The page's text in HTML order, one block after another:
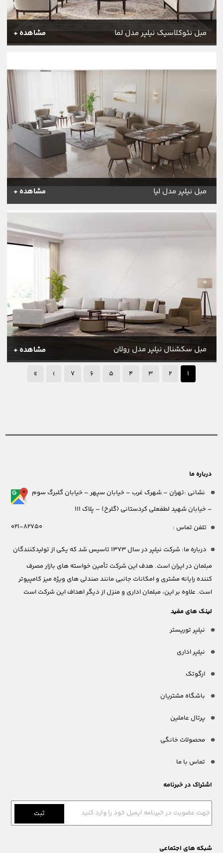
مشاهده + مبل نئوکلاسیک نیلپر مدل لما
مشاهده + مبل نیلپر مدل لیا
مشاهده + مبل سکشنال نیلپر مدل رولان
1
2
3
4
5
6
7
›
»
درباره ما
نشانی :تهران – شهرک غرب – خیابان سپهر – خیابان گلبرگ سوم
– خیابان شهید لطفعلی کردستانی (گلرخ) – پلاک 111
تلفن تماس :
021-82750
درباره ما:
شرکت نیلپر در سال 1373 تاسیس شد که یکی از تولیدکنندگان
مبلمان در ایران است. هدف این شرکت تأمین خواسته های بازار مصرف
کننده رایانه مشتری و امکانات جانبی مانند صندلی های ویژه میز کامپیوتر
است. علاوه بر این، مبلمان اداری و منزل از دیگر اهداف این شرکت است
لینک های مفید
نیلپر توریستر
نیلپر اداری
ارگوتک
باشگاه مشتریان
پرتال عاملین
محصولات خانگی
تماس با ما
اشتراک در خبرنامه
ثبت
شبکه های اجتماعی